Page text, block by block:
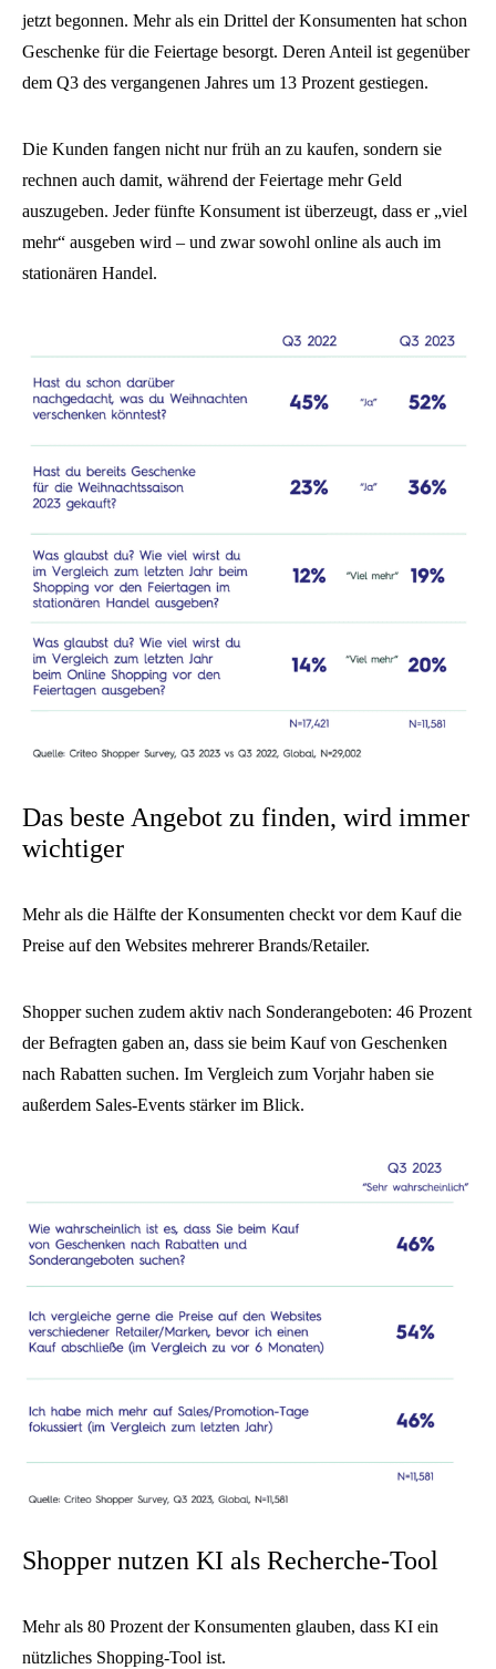
jetzt begonnen. Mehr als ein Drittel der Konsumenten hat schon
Geschenke für die Feiertage besorgt. Deren Anteil ist gegenüber
dem Q3 des vergangenen Jahres um 13 Prozent gestiegen.
Die Kunden fangen nicht nur früh an zu kaufen, sondern sie
rechnen auch damit, während der Feiertage mehr Geld
auszugeben. Jeder fünfte Konsument ist überzeugt, dass er „viel
mehr“ ausgeben wird – und zwar sowohl online als auch im
stationären Handel.
Das beste Angebot zu finden, wird immer
wichtiger
Mehr als die Hälfte der Konsumenten checkt vor dem Kauf die
Preise auf den Websites mehrerer Brands/Retailer.
Shopper suchen zudem aktiv nach Sonderangeboten: 46 Prozent
der Befragten gaben an, dass sie beim Kauf von Geschenken
nach Rabatten suchen. Im Vergleich zum Vorjahr haben sie
außerdem Sales-Events stärker im Blick.
Shopper nutzen KI als Recherche-Tool
Mehr als 80 Prozent der Konsumenten glauben, dass KI ein
nützliches Shopping-Tool ist.